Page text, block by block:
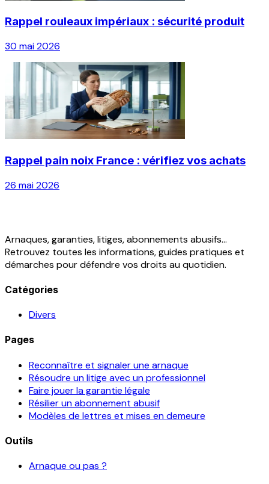
Rappel rouleaux impériaux : sécurité produit
30 mai 2026
Rappel pain noix France : vérifiez vos achats
26 mai 2026
Arnaques, garanties, litiges, abonnements abusifs...
Retrouvez toutes les informations, guides pratiques et
démarches pour défendre vos droits au quotidien.
Catégories
Divers
Pages
Reconnaître et signaler une arnaque
Résoudre un litige avec un professionnel
Faire jouer la garantie légale
Résilier un abonnement abusif
Modèles de lettres et mises en demeure
Outils
Arnaque ou pas ?